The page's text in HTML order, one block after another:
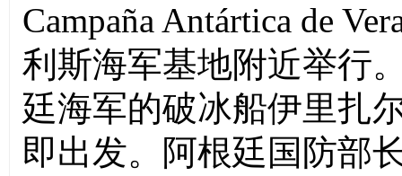
Campaña Antártica de
利斯海军基地附近举行
廷海军的破冰船伊里扎
即出发。阿根廷国防部